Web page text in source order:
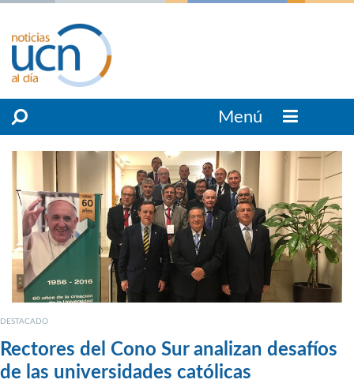
Menú
DESTACADO
Rectores del Cono Sur analizan desafíos
de las universidades católicas